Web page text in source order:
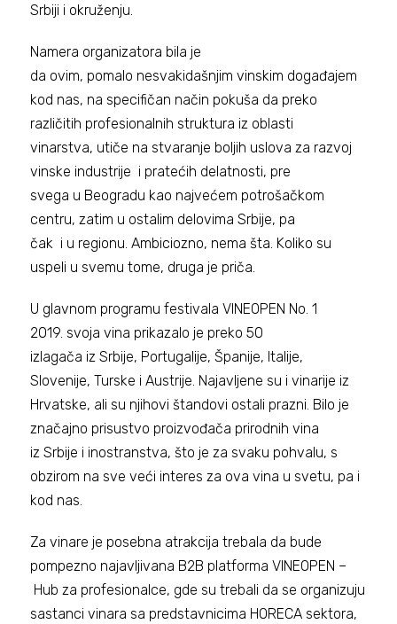
Srbiji i okruženju.
Namera organizatora bila je
da ovim, pomalo nesvakidašnjim vinskim događajem
kod nas, na specifičan način pokuša da preko
različitih profesionalnih struktura iz oblasti
vinarstva, utiče na stvaranje boljih uslova za razvoj
vinske industrije i pratećih delatnosti, pre
svega u Beogradu kao najvećem potrošačkom
centru, zatim u ostalim delovima Srbije, pa
čak i u regionu. Ambiciozno, nema šta. Koliko su
uspeli u svemu tome, druga je priča.
U glavnom programu festivala VINEOPEN No. 1
2019. svoja vina prikazalo je preko 50
izlagača iz Srbije, Portugalije, Španije, Italije,
Slovenije, Turske i Austrije. Najavljene su i vinarije iz
Hrvatske, ali su njihovi štandovi ostali prazni. Bilo je
značajno prisustvo proizvođača prirodnih vina
iz Srbije i inostranstva, što je za svaku pohvalu, s
obzirom na sve veći interes za ova vina u svetu, pa i
kod nas.
Za vinare je posebna atrakcija trebala da bude
pompezno najavljivana B2B platforma VINEOPEN –
Hub za profesionalce, gde su trebali da se organizuju
sastanci vinara sa predstavnicima HORECA sektora,